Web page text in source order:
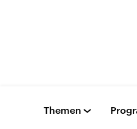
Themen